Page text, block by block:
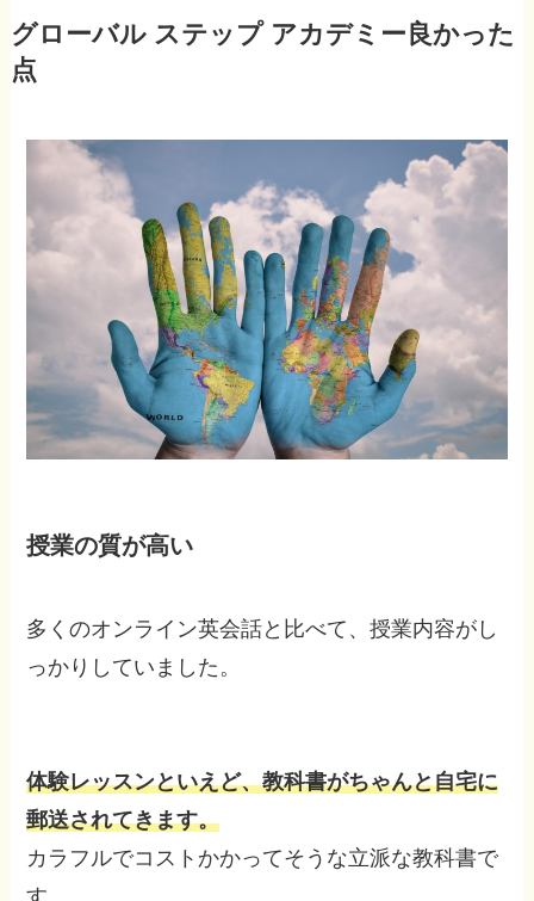
グローバル ステップ アカデミー良かった
点
授業の質が高い
多くのオンライン英会話と比べて、授業内容がし
っかりしていました。
体験レッスンといえど、教科書がちゃんと自宅に
郵送されてきます。
カラフルでコストかかってそうな立派な教科書で
す。